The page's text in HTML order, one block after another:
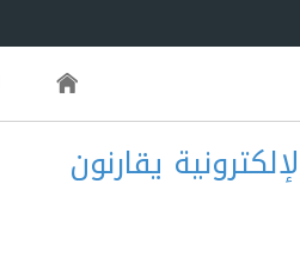
يقارنون